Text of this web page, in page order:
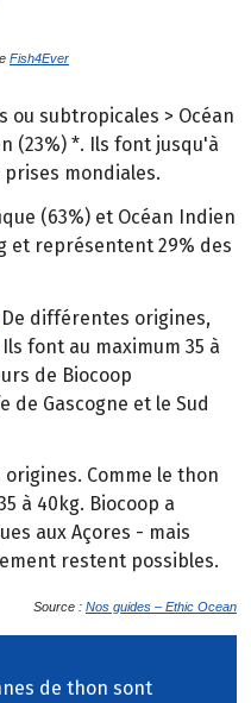
Fish4Ever
ou subtropicales > Océan
(23%) *. Ils font jusqu'à
mondiales.
(63%) et Océan Indien
et représentent 29% des
De différentes origines,
font au maximum 35 à
de Biocoop
de Gascogne et le Sud
Comme le thon
à 40kg. Biocoop a
aux Açores - mais
restent possibles.
Source : Nos guides – Ethic Ocean
de thon sont